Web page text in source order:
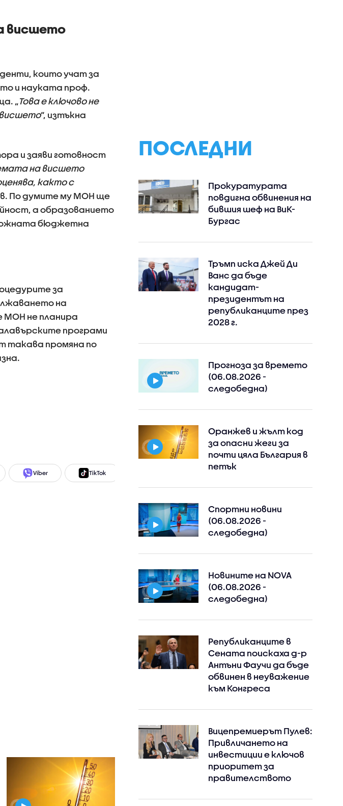
висшето
които учат за
и науката проф.
„Това е ключово не
“, изтъкна
и заяви готовност
на висшето
както с
По думите му МОН ще
а образованието
бюджетна
за
на
МОН не планира
програми
такава промяна по
Viber TikTok
ПОСЛЕДНИ
Прокуратурата
повдигна обвинения на
бившия шеф на ВиК-
Бургас
Тръмп иска Джей Ди
Ванс да бъде
кандидат-
президентът на
републиканците през
2028 г.
Прогноза за времето
(06.08.2026 -
следобедна)
Оранжев и жълт код
за опасни жеги за
почти цяла България в
петък
Спортни новини
(06.08.2026 -
следобедна)
Новините на NOVA
(06.08.2026 -
следобедна)
Републиканците в
Сената поискаха д-р
Антъни Фаучи да бъде
обвинен в неуважение
към Конгреса
Вицепремиерът Пулев:
Привличането на
инвестиции е ключов
приоритет за
правителството